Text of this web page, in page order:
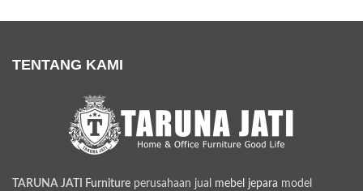
TENTANG KAMI
TARUNA JATI Furniture perusahaan jual mebel jepara model